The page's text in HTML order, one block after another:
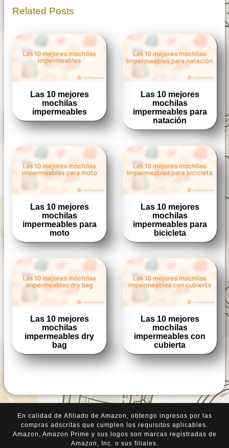
Related Posts
Las 10 mejores
mochilas
impermeables
Las 10 mejores
mochilas
impermeables para
natación
Las 10 mejores
mochilas
impermeables para
moto
Las 10 mejores
mochilas
impermeables para
bicicleta
Las 10 mejores
mochilas
impermeables dry
bag
Las 10 mejores
mochilas
impermeables con
cubierta
En calidad de Afiliado de Amazon, obtengo ingresos por las
compras adscritas que cumplen los requisitos aplicables.
Amazon, Amazon Prime y sus logos son marcas registradas de
Amazon, Inc. o sus filiales.